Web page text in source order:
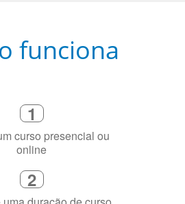
funciona
1
curso presencial ou
online
2